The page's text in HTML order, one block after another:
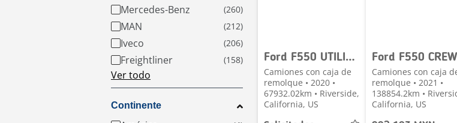
Mercedes-Benz
MAN
Iveco
Freightliner
Ver todo
Continente
Ford F550 UTILITY BO
Camiones con caja de
remolque • 2020 •
67932.02km • Riverside,
California, US
Camiones con caja
remolque • 2021 •
138854.2km •
California, US